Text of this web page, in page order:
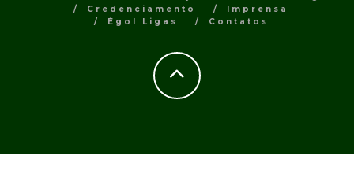
Credenciamento
Imprensa
Égol Ligas
Contatos